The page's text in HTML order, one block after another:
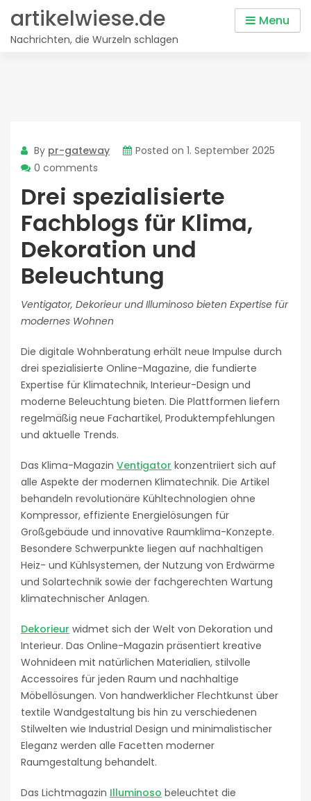
content
artikelwiese.de
Nachrichten, die Wurzeln schlagen
Menu
By pr-gateway Posted on 1. September 2025
0 comments
Drei spezialisierte
Fachblogs für Klima,
Dekoration und
Beleuchtung
Ventigator, Dekorieur und Illuminoso bieten Expertise für
modernes Wohnen
Die digitale Wohnberatung erhält neue Impulse durch
drei spezialisierte Online-Magazine, die fundierte
Expertise für Klimatechnik, Interieur-Design und
moderne Beleuchtung bieten. Die Plattformen liefern
regelmäßig neue Fachartikel, Produktempfehlungen
und aktuelle Trends.
Das Klima-Magazin Ventigator konzentriiert sich auf
alle Aspekte der modernen Klimatechnik. Die Artikel
behandeln revolutionäre Kühltechnologien ohne
Kompressor, effiziente Energielösungen für
Großgebäude und innovative Raumklima-Konzepte.
Besondere Schwerpunkte liegen auf nachhaltigen
Heiz- und Kühlsystemen, der Nutzung von Erdwärme
und Solartechnik sowie der fachgerechten Wartung
klimatechnischer Anlagen.
Dekorieur widmet sich der Welt von Dekoration und
Interieur. Das Online-Magazin präsentiert kreative
Wohnideen mit natürlichen Materialien, stilvolle
Accessoires für jeden Raum und nachhaltige
Möbellösungen. Von handwerklicher Flechtkunst über
textile Wandgestaltung bis hin zu verschiedenen
Stilwelten wie Industrial Design und minimalistischer
Eleganz werden alle Facetten moderner
Raumgestaltung behandelt.
Das Lichtmagazin Illuminoso beleuchtet die